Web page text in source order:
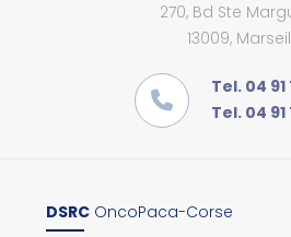
270, Bd Ste
13009,
Tel. 04
Tel. 04
DSRC OncoPaca-Corse